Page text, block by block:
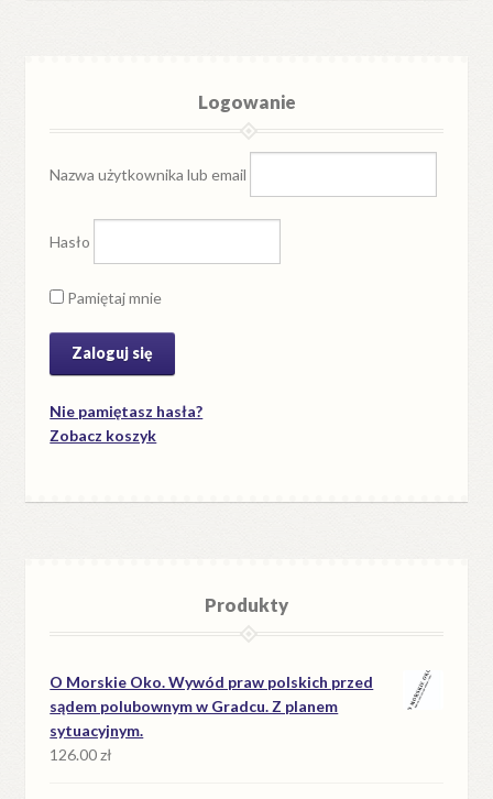
Logowanie
Nazwa użytkownika lub email
Hasło
Pamiętaj mnie
Nie pamiętasz hasła?
Zobacz koszyk
Produkty
O Morskie Oko. Wywód praw polskich przed
sądem polubownym w Gradcu. Z planem
sytuacyjnym.
126.00zł